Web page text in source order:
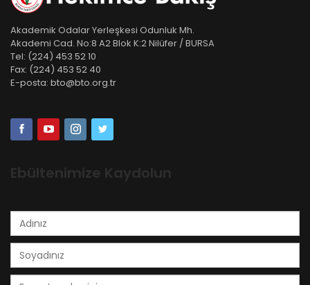
Akademik Odalar Yerleşkesi Odunluk Mh.
Akademi Cad. No:8 A2 Blok K:2 Nilüfer / BURSA
Tel: (224) 453 52 10
Fax: (224) 453 52 40
E-posta: bto@bto.org.tr
Ebültenimize Kaydolun